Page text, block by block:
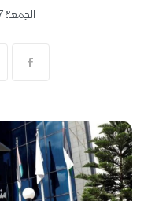
الجمعة 27 مايو 2022, 10:14 ص